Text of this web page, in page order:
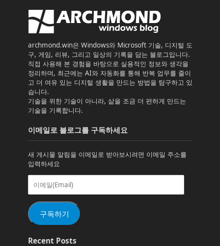
archmond.win은 Windows와 Microsoft 기술, 디지털 도
구, 게임, 리뷰, 그리고 일상의 기록을 담는 블로그입니다.
직접 사용해 본 경험을 바탕으로 실용적인 정보와 생각을
정리하며, 최근에는 AI와 자동화를 통해 반복 업무를 줄이
고 더 여유 있는 디지털 생활을 만드는 방법을 탐구하고 있
습니다.
기술을 위한 기술이 아니라, 삶을 조금 더 편하게 만드는
기술을 기록합니다.
이메일로 블로그를 구독하세요
새 게시물 알림을 이메일로 받아보시려면 이메일 주소를
입력하세요
이
일
(Email)
구독하기
Recent Posts